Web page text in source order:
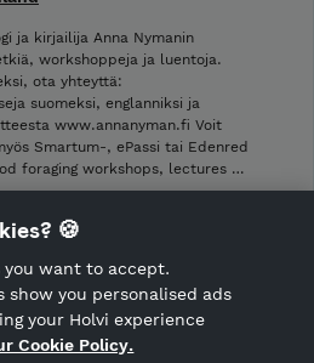
ja kirjailija Anna Nymanin
workshoppeja ja luentoja.
ota yhteyttä:
suomeksi, englanniksi ja
www.annanyman.fi Voit
Smartum-, ePassi tai Edenred
foraging workshops, lectures …
🍪
you want to accept.
show you personalised ads
your Holvi experience
Cookie Policy.